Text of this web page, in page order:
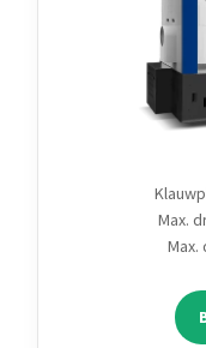
Max.
Max.